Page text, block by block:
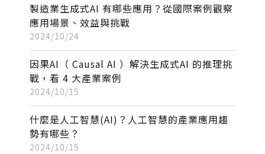
製造業生成式AI 有哪些應用？從國際案例觀察
應用場景、效益與挑戰
2024/10/24
因果AI（ Causal AI ）解決生成式AI 的推理挑
戰，看 4 大產業案例
2024/10/15
什麼是人工智慧(AI)？人工智慧的產業應用趨
勢有哪些？
2024/10/15